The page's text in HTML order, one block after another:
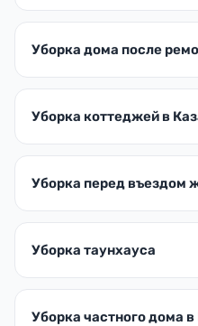
Уборка дома после
Уборка коттеджей в
Уборка перед въездом
Уборка таунхауса
Уборка частного дома в